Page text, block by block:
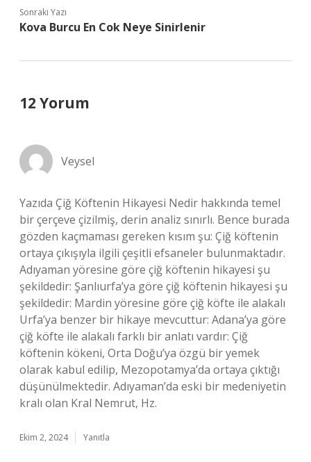
Sonraki Yazı
Kova Burcu En Cok Neye Sinirlenir
12 Yorum
Veysel
Yazıda Çiğ Köftenin Hikayesi Nedir hakkında temel
bir çerçeve çizilmiş, derin analiz sınırlı. Bence burada
gözden kaçmaması gereken kısım şu: Çiğ köftenin
ortaya çıkışıyla ilgili çeşitli efsaneler bulunmaktadır.
Adıyaman yöresine göre çiğ köftenin hikayesi şu
şekildedir: Şanlıurfa’ya göre çiğ köftenin hikayesi şu
şekildedir: Mardin yöresine göre çiğ köfte ile alakalı
Urfa’ya benzer bir hikaye mevcuttur: Adana’ya göre
çiğ köfte ile alakalı farklı bir anlatı vardır: Çiğ
köftenin kökeni, Orta Doğu’ya özgü bir yemek
olarak kabul edilip, Mezopotamya’da ortaya çıktığı
düşünülmektedir. Adıyaman’da eski bir medeniyetin
kralı olan Kral Nemrut, Hz.
Ekim 2, 2024 Yanıtla